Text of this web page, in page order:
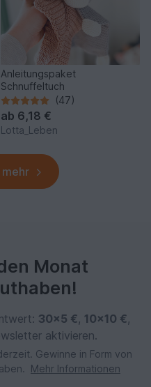
Anleitungspaket
Schnuffeltuch
(47)
ab 6,18 €
Lotta_Leben
Monat
30×5 €, 10×10 €,
aktivieren.
Gewinne in Form von
Mehr Informationen